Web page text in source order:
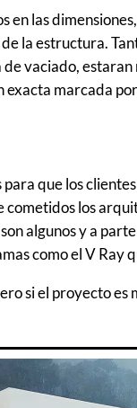
en las
la estructura.
vaciado, estaran
marcada
para que los
cometidos los
algunos y a
como el V Ray
si el proyecto